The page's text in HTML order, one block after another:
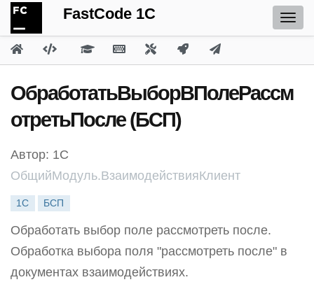
FastCode 1C
ОбработатьВыборВПолеРассм
отретьПосле (БСП)
Автор: 1С
ОбщийМодуль.ВзаимодействияКлиент
1С БСП
Обработать выбор поле рассмотреть после.
Обработка выбора поля "рассмотреть после" в
документах взаимодействиях.